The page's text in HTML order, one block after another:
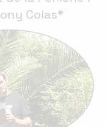
Colas*